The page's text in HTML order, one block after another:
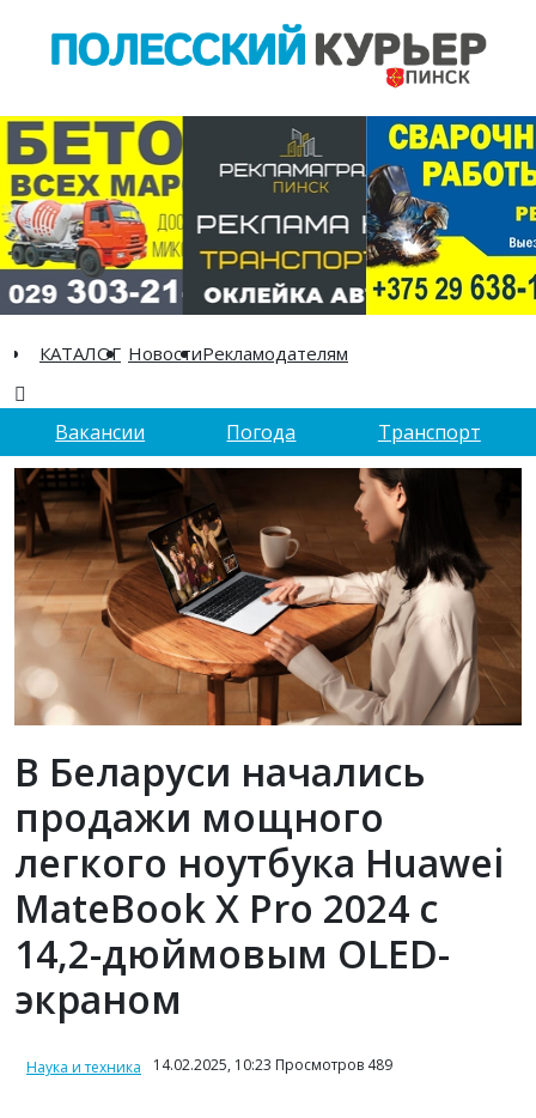
КАТАЛОГ НовостиРекламодателям
Вакансии Погода Транспорт
В Беларуси начались
продажи мощного
легкого ноутбука Huawei
MateBook X Pro 2024 с
14,2-дюймовым OLED-
экраном
Наука и техника 14.02.2025, 10:23 Просмотров 489